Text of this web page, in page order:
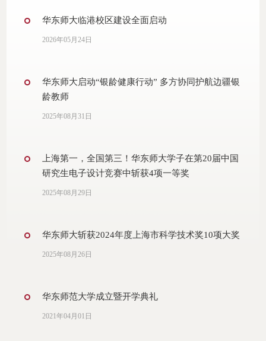
华东师大临港校区建设全面启动
2026年05月24日
华东师大启动“银龄健康行动” 多方协同护航边疆银
龄教师
2025年08月31日
上海第一，全国第三！华东师大学子在第20届中国
研究生电子设计竞赛中斩获4项一等奖
2025年08月29日
华东师大斩获2024年度上海市科学技术奖10项大奖
2025年08月26日
华东师范大学成立暨开学典礼
2021年04月01日